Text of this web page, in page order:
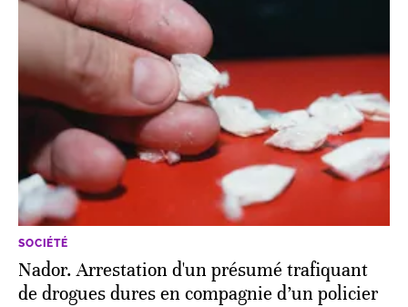
SOCIÉTÉ
Nador. Arrestation d'un présumé trafiquant
de drogues dures en compagnie d’un policier